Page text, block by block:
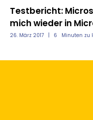
Testbericht:
mich wieder in
26. März 2017 6 Minuten zu